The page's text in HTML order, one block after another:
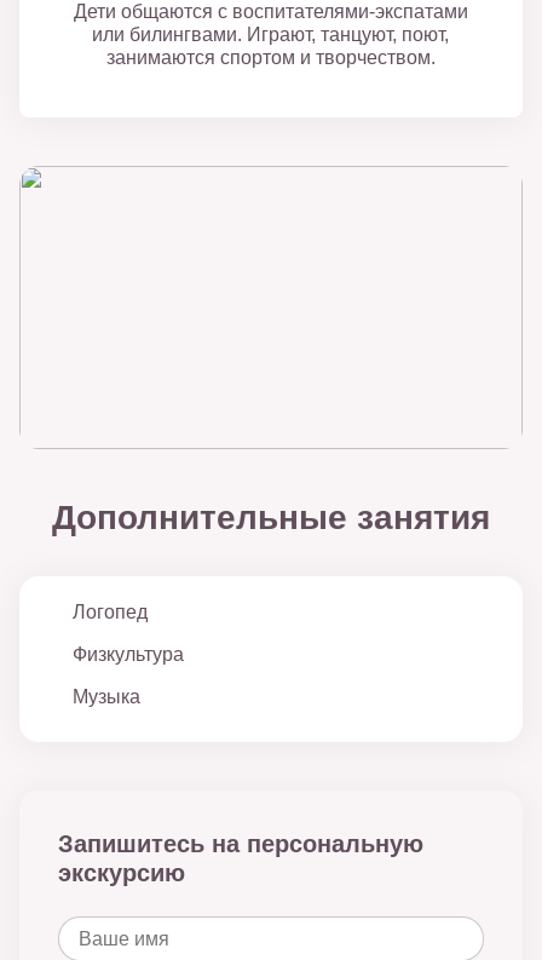
Дети общаются с воспитателями-экспатами
или билингвами. Играют, танцуют, поют,
занимаются спортом и творчеством.
Дополнительные занятия
Логопед
Физкультура
Музыка
Запишитесь на персональную
экскурсию